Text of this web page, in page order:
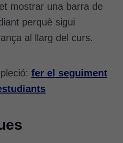
mostrar una barra de
perquè sigui
al llarg del curs.
fer el seguiment